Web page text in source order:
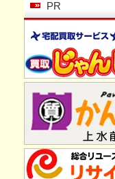
PR